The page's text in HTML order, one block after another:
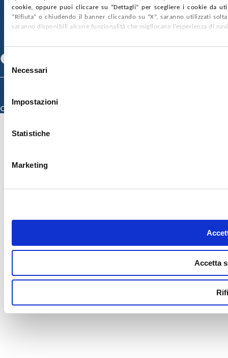
cookie, oppure puoi cliccare su “Dettagli” per scegliere i cookie da
“Rifiuta” o chiudendo il banner cliccando su “X”, saranno utilizzati
saranno disponibili alcune funzionalità che migliorano l’esperienza di
Selezione
delNecessari
Impostazioni
Statistiche
Marketing
Accetta
GARE E CONTRATTI PRIVACYCOOKIE POLICY
SOSTIENICIMAPPA DEL SITOACCESSIBILITÀ
CONTATTI
Specializzazione)
Credits